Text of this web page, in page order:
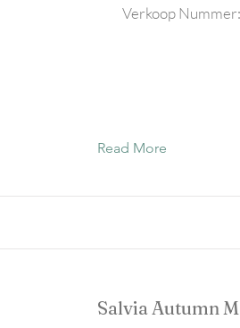
Verkoop Nummer:
Read More
Salvia Autumn